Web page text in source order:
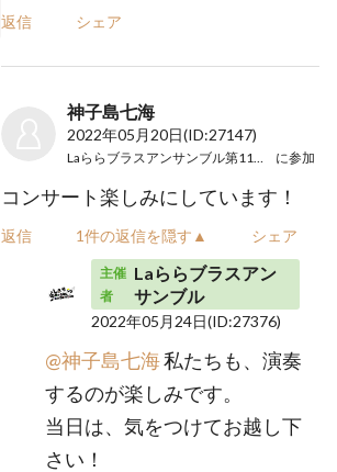
返信 シェア
神子島七海
2022年05月20日(ID:27147)
に参加
コンサート楽しみにしています！
返信 1件の返信を隠す▲ シェア
主催
者
Laららブラスアン
サンブル
2022年05月24日(ID:27376)
@神子島七海私たちも、演奏
するのが楽しみです。
当日は、気をつけてお越し下
さい！